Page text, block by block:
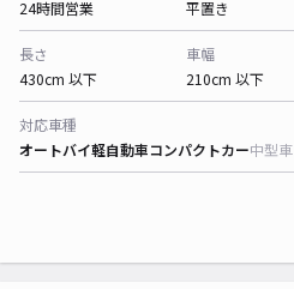
24時間営業
平置き
長さ
430cm 以下
車幅
210cm 以下
対応車種
オートバイ軽自動車コンパクトカー中型車